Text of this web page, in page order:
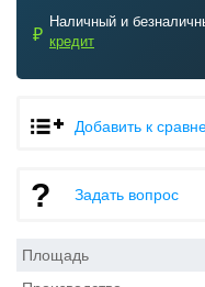
₽
Наличный и
кредит
Добавить к
Задать вопрос
Площадь